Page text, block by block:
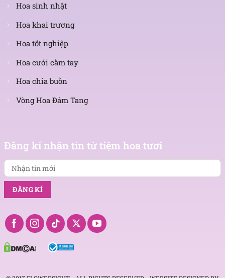
Hoa sinh nhật
Hoa khai trương
Hoa tốt nghiệp
Hoa cưới cầm tay
Hoa chia buồn
Vòng Hoa Đám Tang
Đăng kí nhận tin từ tiệm hoa tươi
tin
mới